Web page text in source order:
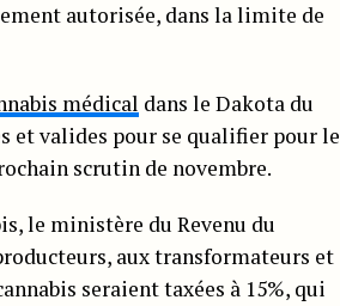
autorisée, dans la limite de
médical dans le Dakota du
et valides pour se qualifier pour le
scrutin de novembre.
le ministère du Revenu du
aux transformateurs et
seraient taxées à 15%, qui